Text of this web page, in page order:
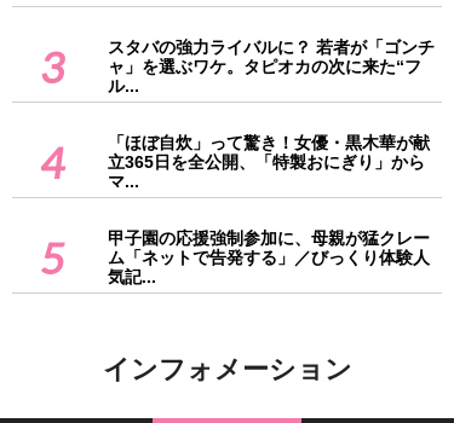
3
スタバの強力ライバルに？ 若者が「ゴンチ
ャ」を選ぶワケ。タピオカの次に来た“フ
ル...
4
「ほぼ自炊」って驚き！女優・黒木華が献
立365日を全公開、「特製おにぎり」から
マ...
5
甲子園の応援強制参加に、母親が猛クレー
ム「ネットで告発する」／びっくり体験人
気記...
インフォメーション